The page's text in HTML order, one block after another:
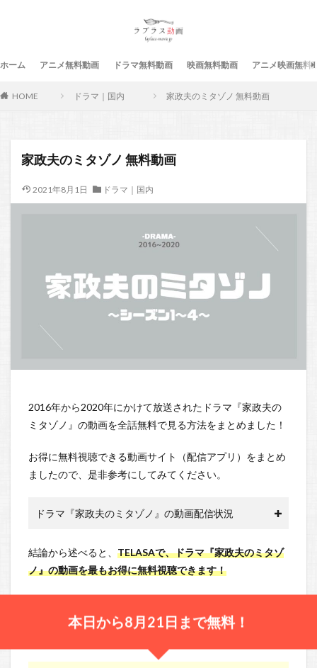
ホーム アニメ無料動画 ドラマ無料動画 映画無料動画 アニメ映画無料
HOME ドラマ｜国内 家政夫のミタゾノ 無料動画
家政夫のミタゾノ 無料動画
2021年8月1日 ドラマ｜国内
2016年から2020年にかけて放送されたドラマ『家政夫の
ミタゾノ』の動画を全話無料で見る方法をまとめました！
お得に無料視聴できる動画サイト（配信アプリ）をまとめ
ましたので、是非参考にしてみてください。
ドラマ『家政夫のミタゾノ』の動画配信状況
結論から述べると、 TELASAで、ドラマ『家政夫のミタゾ
ノ』の動画を最もお得に無料視聴できます！
本日から8月21日まで無料！